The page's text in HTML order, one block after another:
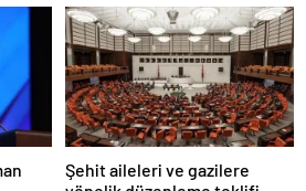
Şehit aileleri ve gazilere